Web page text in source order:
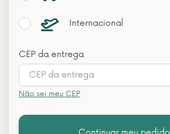
Internacional
CEP da entrega
Não sei meu CEP